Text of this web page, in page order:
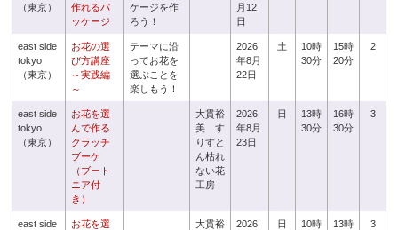
（東京）
作れるパ
ッケージ
ケージを作
ろう！
月12
日
east side
tokyo
（東京）
お花の選
び方講座
～実践編
～
テーマに沿
ってお花を
選ぶことを
楽しもう！
2026
年8月
22日
土
10時
30分
15時
20分
2
east side
tokyo
（東京）
お花を選
んで作る
クラッチ
ブーケ
（ブート
ニア付
き）
大貫裕
美 す
りすと
ん枯れ
ない花
工房
2026
年8月
23日
日
13時
30分
16時
30分
3
east side
お花を選
大貫裕
2026
日
10時
13時
3